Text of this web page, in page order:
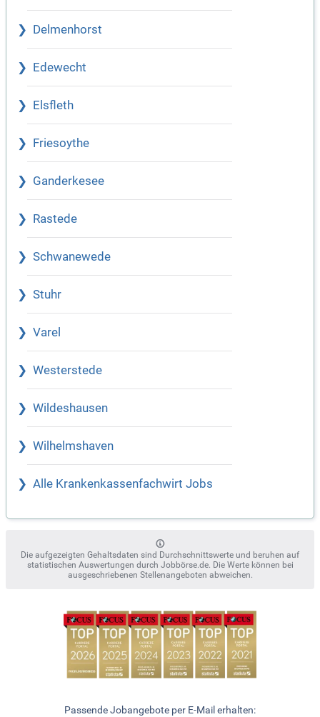
Delmenhorst
Edewecht
Elsfleth
Friesoythe
Ganderkesee
Rastede
Schwanewede
Stuhr
Varel
Westerstede
Wildeshausen
Wilhelmshaven
Alle Krankenkassenfachwirt Jobs
Die aufgezeigten Gehaltsdaten sind Durchschnittswerte und beruhen auf
statistischen Auswertungen durch Jobbörse.de. Die Werte können bei
ausgeschriebenen Stellenangeboten abweichen.
Passende Jobangebote per E-Mail erhalten: